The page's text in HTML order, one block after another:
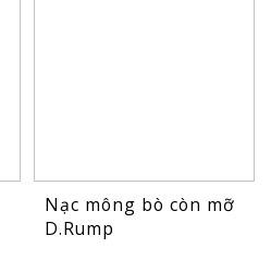
Nạc mông bò còn mỡ
D.Rump